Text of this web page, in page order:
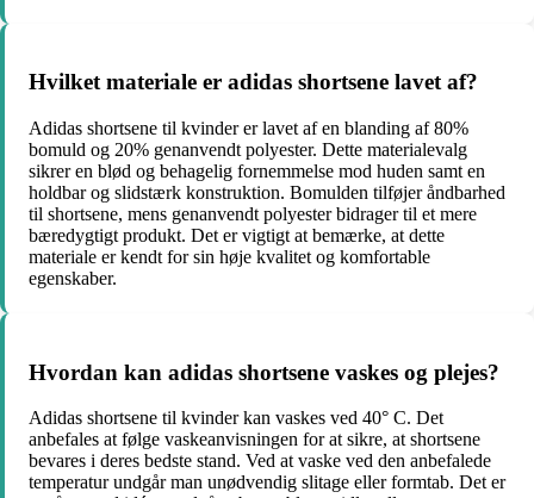
Hvilket materiale er adidas shortsene lavet af?
Adidas shortsene til kvinder er lavet af en blanding af 80%
bomuld og 20% genanvendt polyester. Dette materialevalg
sikrer en blød og behagelig fornemmelse mod huden samt en
holdbar og slidstærk konstruktion. Bomulden tilføjer åndbarhed
til shortsene, mens genanvendt polyester bidrager til et mere
bæredygtigt produkt. Det er vigtigt at bemærke, at dette
materiale er kendt for sin høje kvalitet og komfortable
egenskaber.
Hvordan kan adidas shortsene vaskes og plejes?
Adidas shortsene til kvinder kan vaskes ved 40° C. Det
anbefales at følge vaskeanvisningen for at sikre, at shortsene
bevares i deres bedste stand. Ved at vaske ved den anbefalede
temperatur undgår man unødvendig slitage eller formtab. Det er